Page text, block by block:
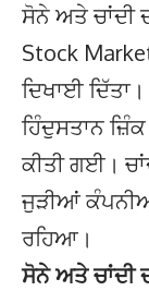
ਸੋਨੇ ਅਤੇ ਚਾਂਦੀ
Stock
ਦਿਖਾਈ
ਹਿੰਦੁਸਤਾਨ
ਕੀਤੀ ਗਈ।
ਜੁੜੀਆਂ
ਰਹਿਆ।
ਸੋਨੇ ਅਤੇ ਚਾਂਦੀ